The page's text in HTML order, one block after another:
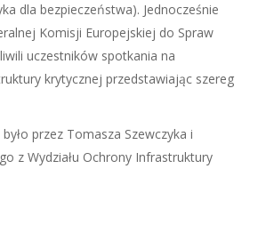
dla bezpieczeństwa). Jednocześnie
Komisji Europejskiej do Spraw
uczestników spotkania na
krytycznej przedstawiając szereg
przez Tomasza Szewczyka i
z Wydziału Ochrony Infrastruktury